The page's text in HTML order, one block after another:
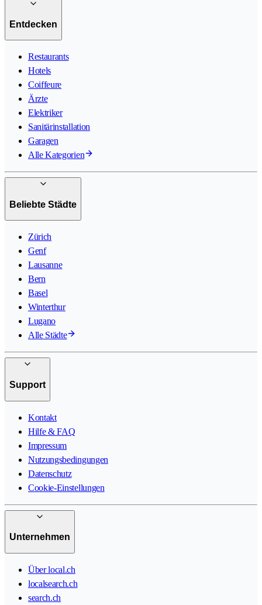
Entdecken
Restaurants
Hotels
Coiffeure
Ärzte
Elektriker
Sanitärinstallation
Garagen
Alle Kategorien
Beliebte Städte
Zürich
Genf
Lausanne
Bern
Basel
Winterthur
Lugano
Alle Städte
Support
Kontakt
Hilfe & FAQ
Impressum
Nutzungsbedingungen
Datenschutz
Cookie-Einstellungen
Unternehmen
Über local.ch
localsearch.ch
search.ch